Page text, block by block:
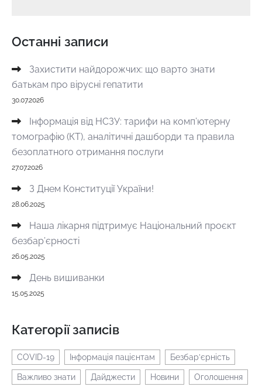
Останні записи
Захистити найдорожчих: що варто знати
батькам про вірусні гепатити
30.07.2026
Інформація від НСЗУ: тарифи на комп’ютерну
томографію (КТ), аналітичні дашборди та правила
безоплатного отримання послуги
27.07.2026
З Днем Конституції України!
28.06.2025
Наша лікарня підтримує Національний проєкт
безбар’єрності
26.05.2025
День вишиванки
15.05.2025
Категорії записів
COVID-19 Інформація пацієнтам Безбар’єрність
Важливо знати Дайджести Новини Оголошення